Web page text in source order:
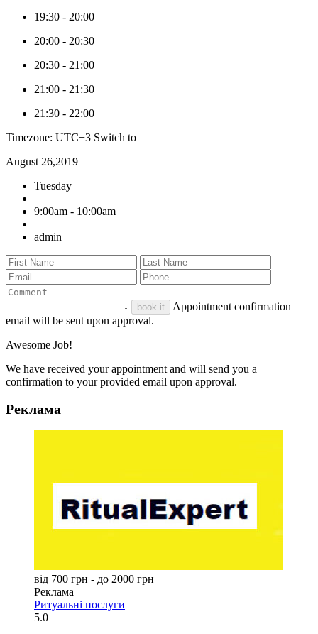
19:30 - 20:00
20:00 - 20:30
20:30 - 21:00
21:00 - 21:30
21:30 - 22:00
Timezone: UTC+3 Switch to
August 26,2019
Tuesday
9:00am - 10:00am
admin
book it
Appointment confirmation
email will be sent upon approval.
Awesome Job!
We have received your appointment and will send you a
confirmation to your provided email upon approval.
Реклама
від 700 грн - до 2000 грн
Реклама
Ритуальні послуги
5.0